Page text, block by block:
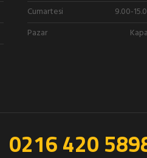
Cumartesi
9.00-
Pazar
0216 420